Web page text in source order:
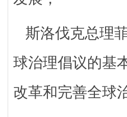
斯洛伐克总理
球治理倡议的基
改革和完善全球